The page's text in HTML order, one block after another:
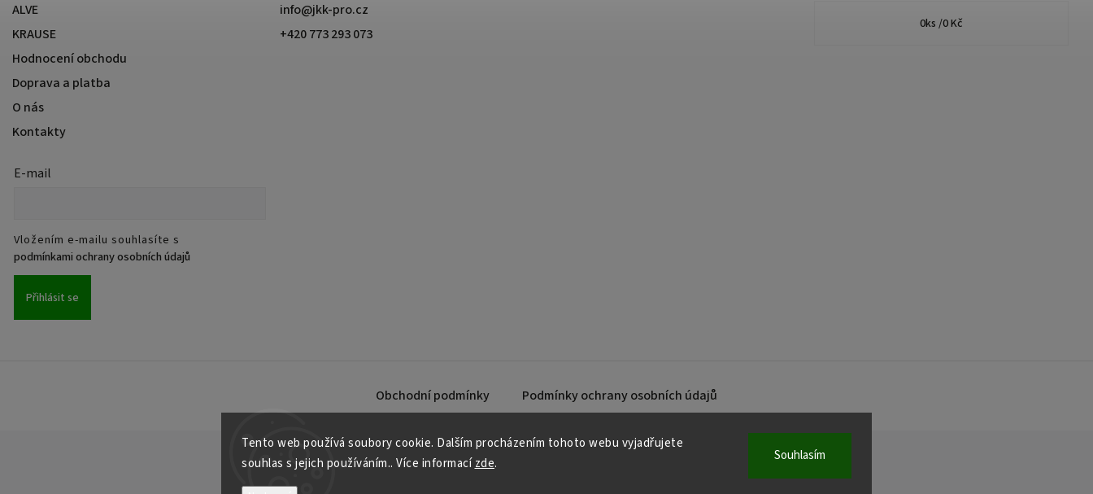
Tento web používá soubory cookie. Dalším procházením tohoto webu vyjadřujete
souhlas s jejich používáním.. Více informacízde. Souhlasím
ALVE
KRAUSE
Hodnocení obchodu
Doprava a platba
O nás
Kontakty
info@jkk-pro.cz
+420 773 293 073
0ks /0 Kč
E-mail
Vložením e-mailu souhlasíte s
podmínkami ochrany osobních údajů
Přihlásit se
Obchodní podmínky Podmínky ochrany osobních údajů